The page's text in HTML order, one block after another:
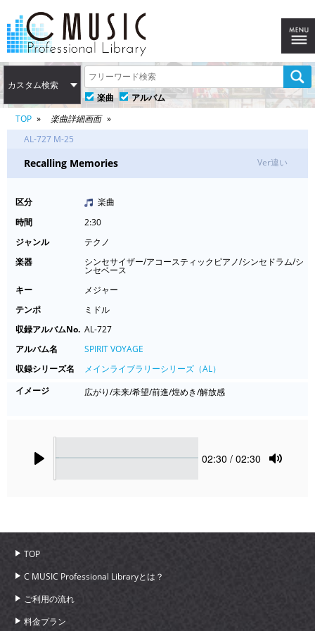
カスタム検索
楽曲
アルバム
TOP
楽曲詳細画面
AL-727 M-25
Recalling Memories Ver違い
区分
楽曲
時間
2:30
ジャンル
テクノ
楽器
シンセサイザー/アコースティックピアノ/シンセドラム/シ
ンセベース
キー
メジャー
テンポ
ミドル
収録アルバムNo. AL-727
アルバム名
SPIRIT VOYAGE
収録シリーズ名
メインライブラリーシリーズ（AL）
イメージ
広がり/未来/希望/前進/煌めき/解放感
Current
02:30 / 02:30
TOP
C MUSIC Professional Libraryとは？
ご利用の流れ
料金プラン